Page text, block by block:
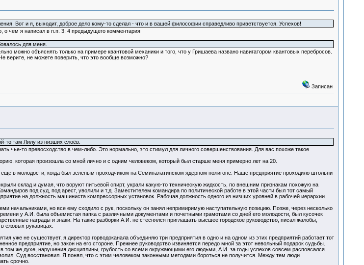
Вот и я, выходит, доброе дело кому-то сделал - что и в вашей философии справедливо приветствуется. Успехов!
о чем я написал в п.п. 3; 4 предыдущего комментария
для меня.
можно объяснять только на примере квантовой механики и того, что у Гришаева названо навигатором квантовых перебросов.
верите, не можете поверить, что это вообще возможно?
Записан
то там Лилу из низших слоёв.
чье-то превосходство в чем-либо. Это нормально, это стимул для личного совершенствования. Для вас похоже такое
которая произошла со мной лично и с одним человеком, который был старше меня примерно лет на 20.
в молодости, когда был зеленым проходчиком на Семипалатинском ядерном полигоне. Наше предприятие проходило штольни
склад и думая, что воруют питьевой спирт, украли какую-то техническую жидкость, по внешним признакам похожую на
под суд, под арест, уволили и т.д. Заместителем командира по политической работе в этой части был тот самый
на должность машиниста компрессорных установок. Рабочая должность одного из низших уровней в рабочей иерархии.
начальниками, но все ему сходило с рук, поскольку он занял непримиримую наступательную позицию. Позже, через несколько
у А.И. была объемистая папка с различными документами и почетными грамотами со дней его молодости, был кусочек
награды и знаки. На такие разборки А.И. не стеснялся приглашать высшее городское руководство, писал жалобы,
ежовых рукавицах.
уже не существует, я директор горводоканала объединяю три предприятия в одно и на одном из этих предприятий работает тот
предприятие, но закон на его стороне. Прежнее руководство извиняется передо мной за этот невольный подарок судьбы.
том же духе, нарушения дисциплины, грубость со всеми окружающими его людьми, А.И. за годы успехов совсем распоясался.
Суд восстановил. Я понял, что с этим человеком законными методами бороться не получится. Между тем люди
срочно.